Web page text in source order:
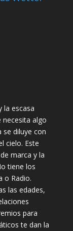
la escasa
necesita algo
se diluye con
cielo. Este
marca y la
tiene los
o Radio.
las edades,
para
te dan la